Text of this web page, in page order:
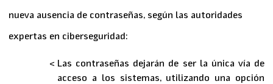
nueva ausencia de contraseñas, según las autoridades
expertas en ciberseguridad:
Las contraseñas dejarán de ser la única vía de
acceso a los sistemas, utilizando una opción